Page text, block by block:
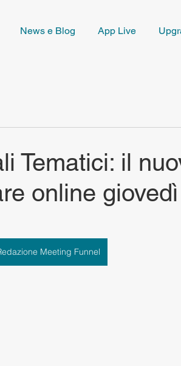
News e Blog App Live
Tematici: il
online
Meeting Funnel